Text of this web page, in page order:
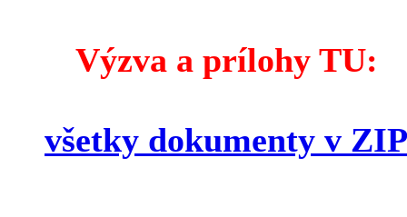
Výzva a prílohy TU:
všetky dokumenty v ZIP